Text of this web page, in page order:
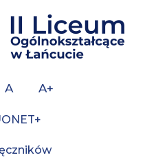
A A+